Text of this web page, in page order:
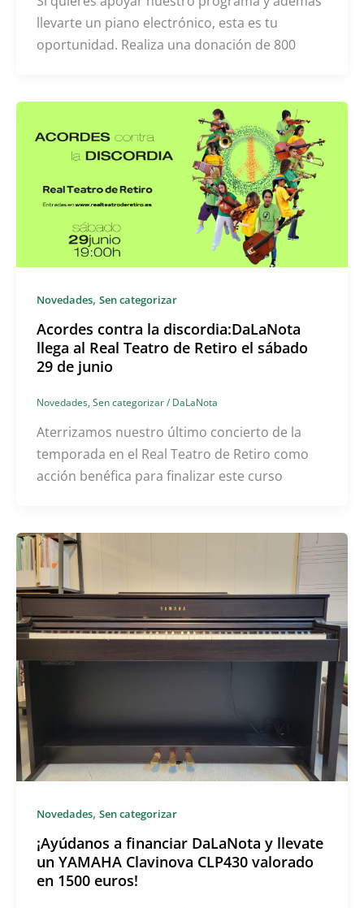
llevarte un piano electrónico, esta es tu
oportunidad. Realiza una donación de 800
Novedades, Sen categorizar
Acordes contra la discordia:DaLaNota
llega al Real Teatro de Retiro el sábado
29 de junio
Novedades, Sen categorizar/ DaLaNota
Aterrizamos nuestro último concierto de la
temporada en el Real Teatro de Retiro como
acción benéfica para finalizar este curso
Novedades, Sen categorizar
¡Ayúdanos a financiar DaLaNota y llevate
un YAMAHA Clavinova CLP430 valorado
en 1500 euros!